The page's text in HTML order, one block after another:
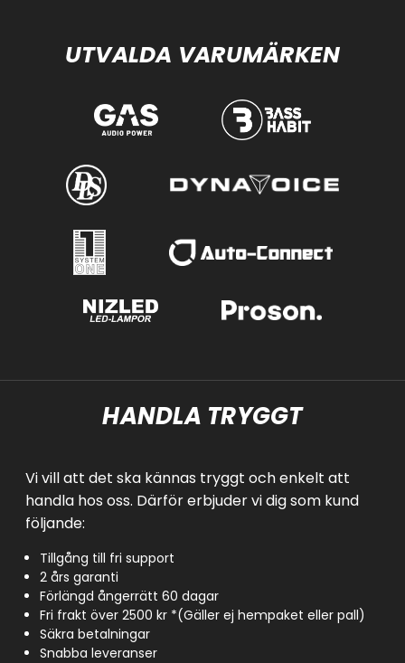
UTVALDA VARUMÄRKEN
HANDLA TRYGGT
Vi vill att det ska kännas tryggt och enkelt att
handla hos oss. Därför erbjuder vi dig som kund
följande:
Tillgång till fri support
2 års garanti
Förlängd ångerrätt 60 dagar
Fri frakt över 2500 kr *(Gäller ej hempaket eller pall)
Säkra betalningar
Snabba leveranser